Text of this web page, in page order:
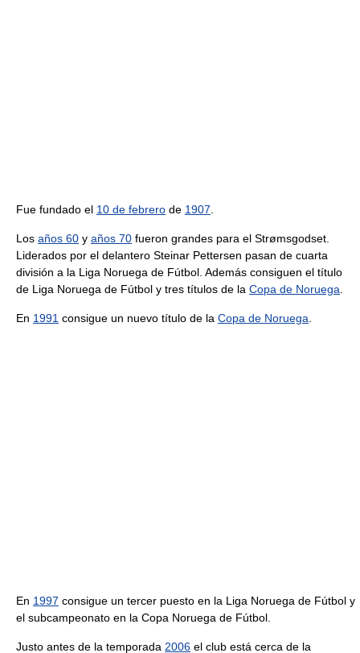
Fue fundado el 10 de febrero de 1907
Los años 60 y años 70 fueron grandes para el Strømsgodset.
Liderados por el delantero Steinar Pettersen pasan de cuarta
división a la Liga Noruega de Fútbol. Además consiguen el título
de Liga Noruega de Fútbol y tres títulos de la Copa de Noruega
En 1991 consigue un nuevo título de la Copa de Noruega
En 1997 consigue un tercer puesto en la Liga Noruega de Fútbol y
el subcampeonato en la Copa Noruega de Fútbol.
Justo antes de la temporada 2006 el club está cerca de la